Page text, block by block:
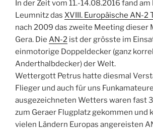
In der Zeit vom 11.-14.08.2016 fand
Leumnitz das XVIII. Europäische AN-2
nach 2009 das zweite Meeting dieser
Gera. Die AN-2 ist der grösste im
einmotorige Doppeldecker (ganz
Anderthalbdecker) der Welt.
Wettergott Petrus hatte diesmal
Flieger und auch für uns
ausgezeichneten Wetters waren fast
zum Geraer Flugplatz gekommen und
vielen Ländern Europas angereisten